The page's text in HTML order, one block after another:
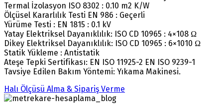
Termal İzolasyon ISO 8302 : 0.10 m2 K/W
Ölçüsel Kararlılık Testi EN 986 : Geçerli
Yürüme Testi : EN 1815 : 0.1 kV
Yatay Elektriksel Dayanıklılık: ISO CD 10965 : 4×108 Ω
Dikey Elektriksel Dayanıklılık: ISO CD 10965 : 6×1010 Ω
Statik Yükleme : Antistatik
Ateşe Tepki Sertifikası: EN ISO 11925-2 EN ISO 9239-1
Tavsiye Edilen Bakım Yöntemi: Yıkama Makinesi.
Halı Ölçüsü Alma & Sipariş Verme